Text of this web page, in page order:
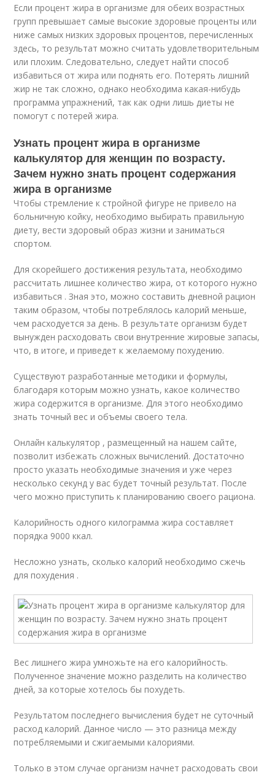
Если процент жира в организме для обеих возрастных
групп превышает самые высокие здоровые проценты или
ниже самых низких здоровых процентов, перечисленных
здесь, то результат можно считать удовлетворительным
или плохим. Следовательно, следует найти способ
избавиться от жира или поднять его. Потерять лишний
жир не так сложно, однако необходима какая-нибудь
программа упражнений, так как одни лишь диеты не
помогут с потерей жира.
Узнать процент жира в организме
калькулятор для женщин по возрасту.
Зачем нужно знать процент содержания
жира в организме
Чтобы стремление к стройной фигуре не привело на
больничную койку, необходимо выбирать правильную
диету, вести здоровый образ жизни и заниматься
спортом.
Для скорейшего достижения результата, необходимо
рассчитать лишнее количество жира, от которого нужно
избавиться . Зная это, можно составить дневной рацион
таким образом, чтобы потреблялось калорий меньше,
чем расходуется за день. В результате организм будет
вынужден расходовать свои внутренние жировые запасы,
что, в итоге, и приведет к желаемому похудению.
Существуют разработанные методики и формулы,
благодаря которым можно узнать, какое количество
жира содержится в организме. Для этого необходимо
знать точный вес и объемы своего тела.
Онлайн калькулятор , размещенный на нашем сайте,
позволит избежать сложных вычислений. Достаточно
просто указать необходимые значения и уже через
несколько секунд у вас будет точный результат. После
чего можно приступить к планированию своего рациона.
Калорийность одного килограмма жира составляет
порядка 9000 ккал.
Несложно узнать, сколько калорий необходимо сжечь
для похудения .
Вес лишнего жира умножьте на его калорийность.
Полученное значение можно разделить на количество
дней, за которые хотелось бы похудеть.
Результатом последнего вычисления будет не суточный
расход калорий. Данное число — это разница между
потребляемыми и сжигаемыми калориями.
Только в этом случае организм начнет расходовать свои